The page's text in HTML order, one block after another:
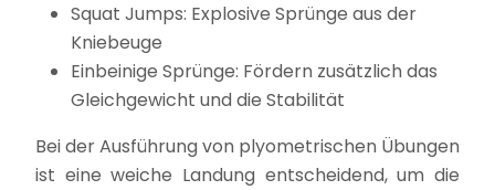
Squat Jumps: Explosive Sprünge aus der
Kniebeuge
Einbeinige Sprünge: Fördern zusätzlich das
Gleichgewicht und die Stabilität
Bei der Ausführung von plyometrischen Übungen
ist eine weiche Landung entscheidend, um die